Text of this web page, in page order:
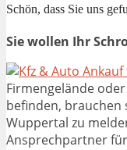
Schön, dass Sie uns
Sie wollen Ihr
Firmengelände
befinden, brauchen
Wuppertal zu
Ansprechpartner für